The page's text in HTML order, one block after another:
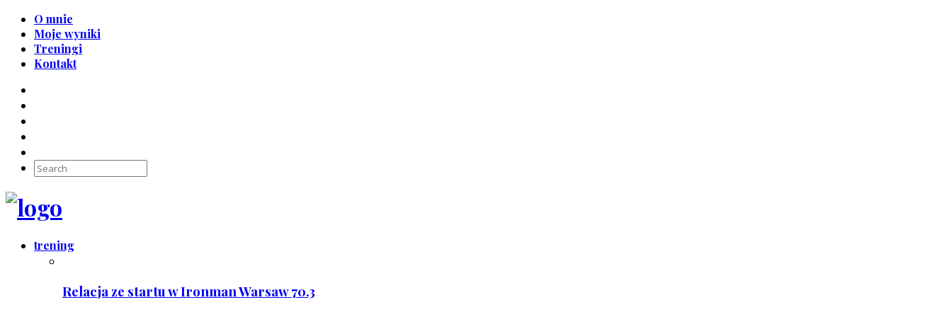
O mnie
Moje wyniki
Treningi
Kontakt
trening
Relacja ze startu w Ironman Warsaw 70.3